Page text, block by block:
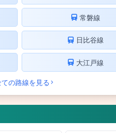
常磐線
日比谷線
大江戸線
の路線を見る